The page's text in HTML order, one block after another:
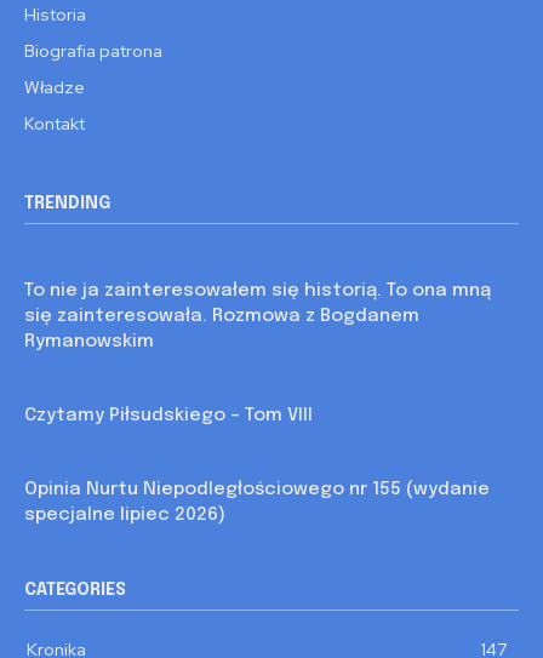
Historia
Biografia patrona
Władze
Kontakt
TRENDING
To nie ja zainteresowałem się historią. To ona mną
się zainteresowała. Rozmowa z Bogdanem
Rymanowskim
Czytamy Piłsudskiego – Tom VIII
Opinia Nurtu Niepodległościowego nr 155 (wydanie
specjalne lipiec 2026)
CATEGORIES
Kronika 147